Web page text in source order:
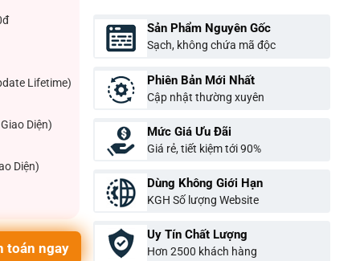
Lifetime)
Diện)
Diện)
toán ngay
Sản Phẩm Nguyên Gốc
Sạch, không chứa mã độc
Phiên Bản Mới Nhất
Cập nhật thường xuyên
Mức Giá Ưu Đãi
Giá rẻ, tiết kiệm tới 90%
Dùng Không Giới Hạn
KGH Số lượng Website
Uy Tín Chất Lượng
Hơn 2500 khách hàng